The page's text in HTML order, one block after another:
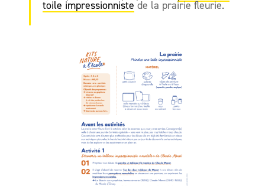
toile impressionniste de la prairie fleurie.